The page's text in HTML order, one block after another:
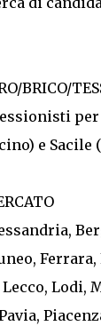
BRICO/
per
e Sacile
Lodi,